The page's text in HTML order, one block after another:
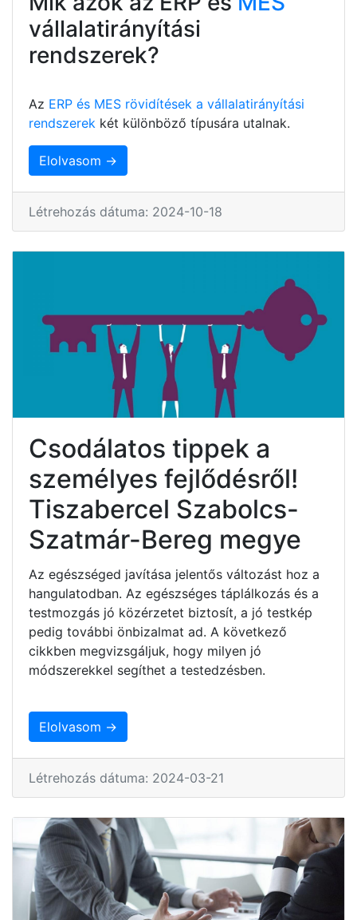
vállalatirányítási
rendszerek?
Az ERP és MES rövidítések a vállalatirányítási
rendszerek két különböző típusára utalnak.
Elolvasom →
Létrehozás dátuma: 2024-10-18
Csodálatos tippek a
személyes fejlődésről!
Tiszabercel Szabolcs-
Szatmár-Bereg megye
Az egészséged javítása jelentős változást hoz a
hangulatodban. Az egészséges táplálkozás és a
testmozgás jó közérzetet biztosít, a jó testkép
pedig további önbizalmat ad. A következő
cikkben megvizsgáljuk, hogy milyen jó
módszerekkel segíthet a testedzésben.
Elolvasom →
Létrehozás dátuma: 2024-03-21